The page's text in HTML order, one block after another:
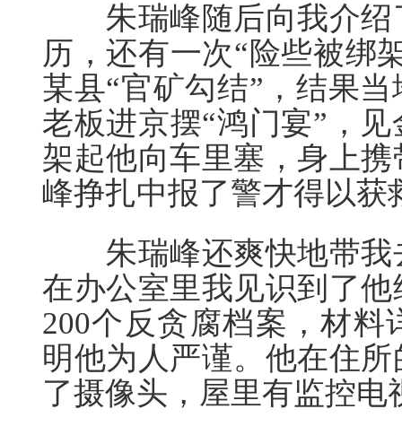
朱瑞峰随后向我介绍
历，还有一次“险些被绑
某县“官矿勾结”，结果
老板进京摆“鸿门宴”，
架起他向车里塞，身上
峰挣扎中报了警才得以获
朱瑞峰还爽快地带我
在办公室里我见识到了
200个反贪腐档案，材
明他为人严谨。他在住
了摄像头，屋里有监控电